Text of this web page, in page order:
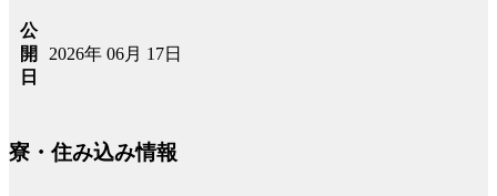
公
開
日
2026年 06月 17日
寮・住み込み情報